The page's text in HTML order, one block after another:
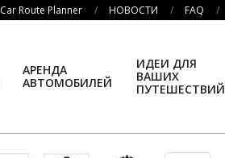
Car Route Planner НОВОСТИ FAQ
АРЕНДА
АВТОМОБИЛЕЙ
ИДЕИ ДЛЯ
ВАШИХ
ПУТЕШЕСТВИЙ